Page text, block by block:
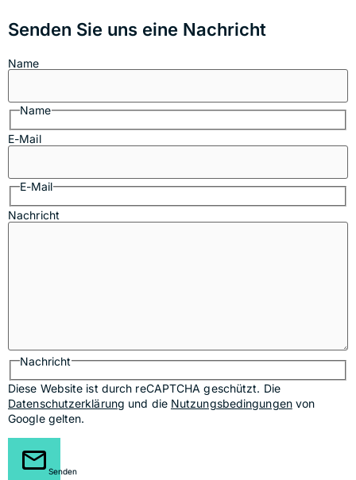
Senden Sie uns eine Nachricht
Name
Name
E-Mail
E-Mail
Nachricht
Nachricht
Diese Website ist durch reCAPTCHA geschützt. Die
Datenschutzerklärung und die Nutzungsbedingungenvon
Google gelten.
Senden